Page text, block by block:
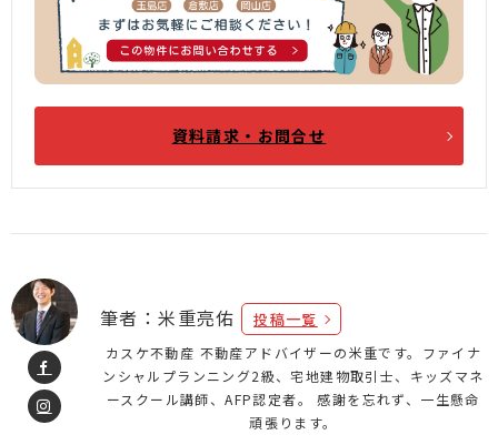
資料請求・お問合せ
筆者：米重亮佑 投稿一覧
カスケ不動産 不動産アドバイザーの米重です。ファイナ
ンシャルプランニング2級、宅地建物取引士、キッズマネ
ースクール講師、AFP認定者。 感謝を忘れず、一生懸命
頑張ります。